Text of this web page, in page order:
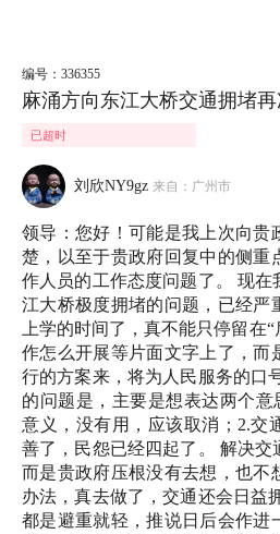
编号：336355
麻涌方向东江大桥交通拥堵
已超时
刘欣NY9gz 来自：广州市
领导：您好！可能是我上次向贵
楚，以至于贵政府回复中的侧重
作人员的工作态度问题了。 现
江大桥极度拥堵的问题，已经严
上学的时间了，真不能只停留在
作怎么开展等片面文字上了，而
行的方案来，将为人民服务的口
的问题是，主要是想表达两个
意义，没有用，应该取消；2.交
善了，民怨已经四起了。 解决交
而是贵政府压根没有去想，也不
办法，真去做了，交通还会日益
都是避重就轻，推说日后会作进